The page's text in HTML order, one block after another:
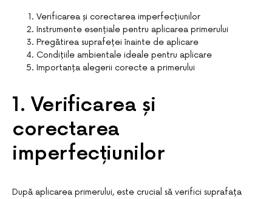
Verificarea și corectarea imperfecțiunilor
Instrumente esențiale pentru aplicarea primerului
Pregătirea suprafeței înainte de aplicare
Condițiile ambientale ideale pentru aplicare
Importanța alegerii corecte a primerului
1. Verificarea și
corectarea
imperfecțiunilor
După aplicarea primerului, este crucial să verifici suprafața